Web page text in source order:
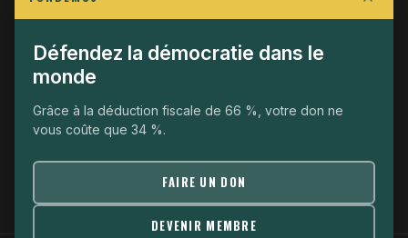
Qui sommes-nous
Join the Fight
Opérationnel
The Fondemos Review
Mentions légales
Défendez la démocratie dans le
monde
Grâce à la déduction fiscale de 66 %, votre don ne
vous coûte que 34 %.
FAIRE UN DON
DEVENIR MEMBRE